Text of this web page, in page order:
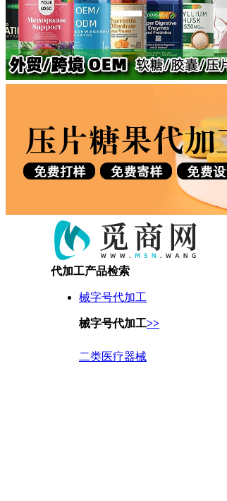
代加工产品检索
械字号代加工
械字号代加工>>
二类医疗器械